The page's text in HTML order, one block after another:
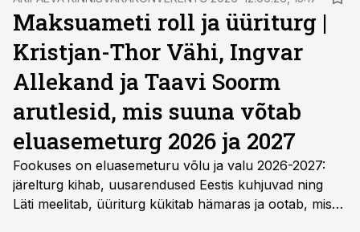
Maksuameti roll ja üüriturg |
Kristjan-Thor Vähi, Ingvar
Allekand ja Taavi Soorm
arutlesid, mis suuna võtab
eluasemeturg 2026 ja 2027
Fookuses on eluasemeturu võlu ja valu 2026-2027:
järelturg kihab, uusarendused Eestis kuhjuvad ning
Läti meelitab, üüriturg kükitab hämaras ja ootab, mis